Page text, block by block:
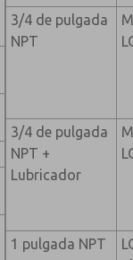
3/4 de pulgada
NPT
3/4 de pulgada
NPT +
Lubricador
1 pulgada NPT